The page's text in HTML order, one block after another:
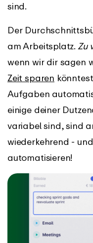
sind.
Der
am Arbeitsplatz. Zu
wenn wir dir sagen
Zeit sparen
Aufgaben
einige deiner
variabel sind, sind
wiederkehrend -
automatisieren!